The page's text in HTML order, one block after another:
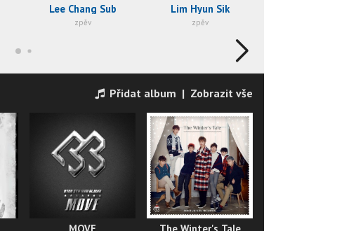
Lee Chang Sub
zpěv
Lim Hyun Sik
zpěv
Přidat album | Zobrazit vše